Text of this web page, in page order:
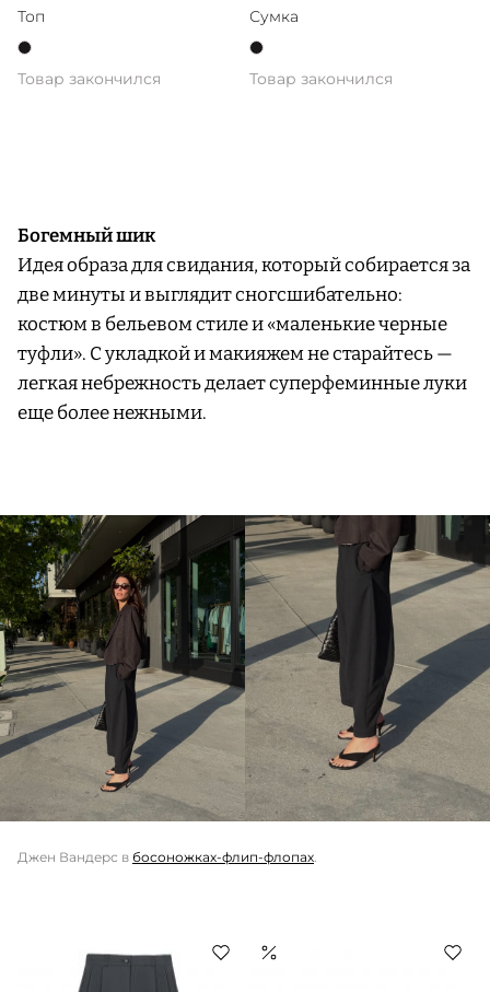
Топ
Товар закончился
Сумка
Товар закончился
Богемный шик
Идея образа для свидания, который собирается за
две минуты и выглядит сногсшибательно:
костюм в бельевом стиле и «маленькие черные
туфли». С укладкой и макияжем не старайтесь —
легкая небрежность делает суперфеминные луки
еще более нежными.
Джен Вандерс в босоножках-флип-флопах.